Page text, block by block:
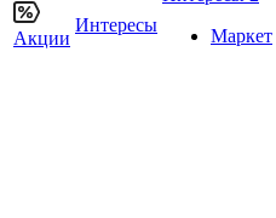
Акции
Интересы
Маркет